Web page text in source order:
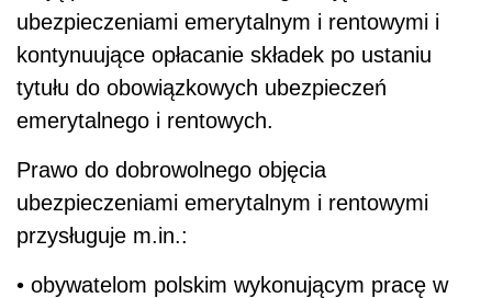
ubezpieczeniami emerytalnym i rentowymi i
kontynuujące opłacanie składek po ustaniu
tytułu do obowiązkowych ubezpieczeń
emerytalnego i rentowych.
Prawo do dobrowolnego objęcia
ubezpieczeniami emerytalnym i rentowymi
przysługuje m.in.:
• obywatelom polskim wykonującym pracę w